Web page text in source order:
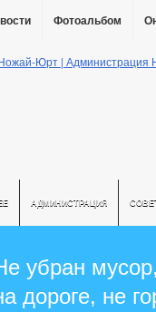
Фотоальбом
АДМИНИСТРАЦИЯ
убран
дороге, не